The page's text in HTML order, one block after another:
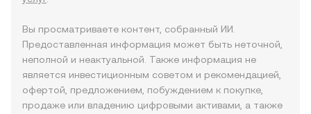
Вы просматриваете контент, собранный ИИ.
Предоставленная информация может быть неточной,
неполной и неактуальной. Также информация не
является инвестиционным советом и рекомендацией,
офертой, предложением, побуждением к покупке,
продаже или владению цифровыми активами, а также